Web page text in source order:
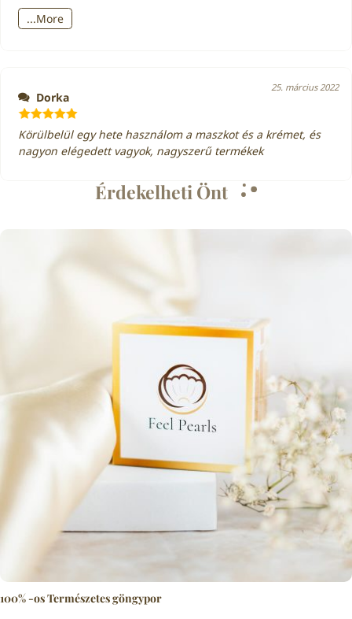
...More
Dorka
Értékelés: 5
/ 5
25. március 2022
Körülbelül egy hete használom a maszkot és a krémet, és
nagyon elégedett vagyok, nagyszerűtermékek
Érdekelheti Önt
100% -os Természetes göngypor